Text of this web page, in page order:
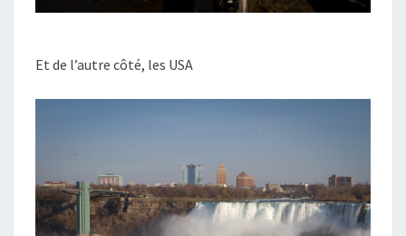
Et de l’autre côté, les USA